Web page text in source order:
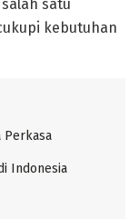
satu
kebutuhan
Perkasa
Indonesia